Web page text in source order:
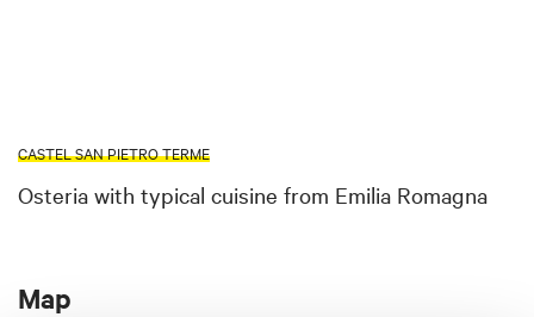
CASTEL SAN PIETRO TERME
Osteria with typical cuisine from Emilia Romagna
Map